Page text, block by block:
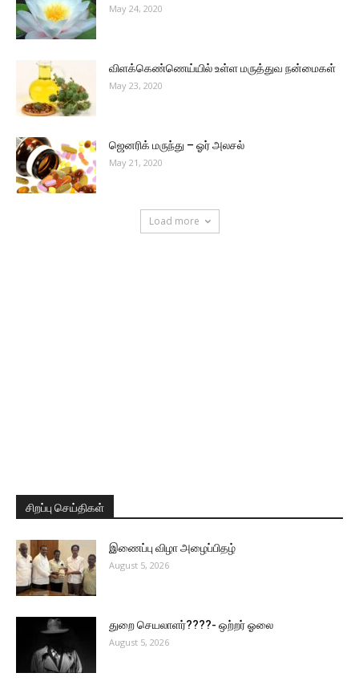
May 24, 2020
விளக்கெண்ணெய்யில் உள்ள மருத்துவ நன்மைகள்
May 23, 2020
ஜெனரிக் மருந்து – ஓர் அலசல்
May 21, 2020
Load more
சிறப்பு செய்திகள்
இணைப்பு விழா அழைப்பிதழ்
August 5, 2026
துறை செயலாளர்????- ஒற்றர் ஓலை
August 5, 2026